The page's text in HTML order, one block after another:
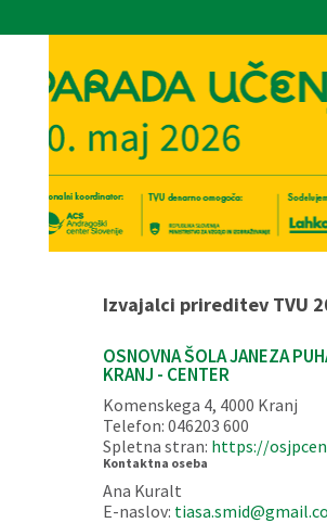
Izvajalci prireditev TVU
OSNOVNA ŠOLA JANEZA
KRANJ - CENTER
Komenskega 4, 4000 Kranj
Telefon: 046203 600
Spletna stran: https://
Kontaktna oseba
Ana Kuralt
E-naslov: